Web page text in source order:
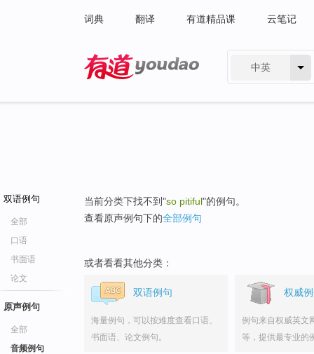
词典 翻译 有道精品课 云笔记
中英
双语例句
全部
口语
书面语
论文
原声例句
全部
音频例句
当前分类下找不到"so pitiful"的例句。
查看原声例句下的全部例句
或者看看其他分类：
双语例句
海量例句，可以按难度查看口语、
书面语、论文例句。
权威
例句来自权威英文
等，提供最专业的